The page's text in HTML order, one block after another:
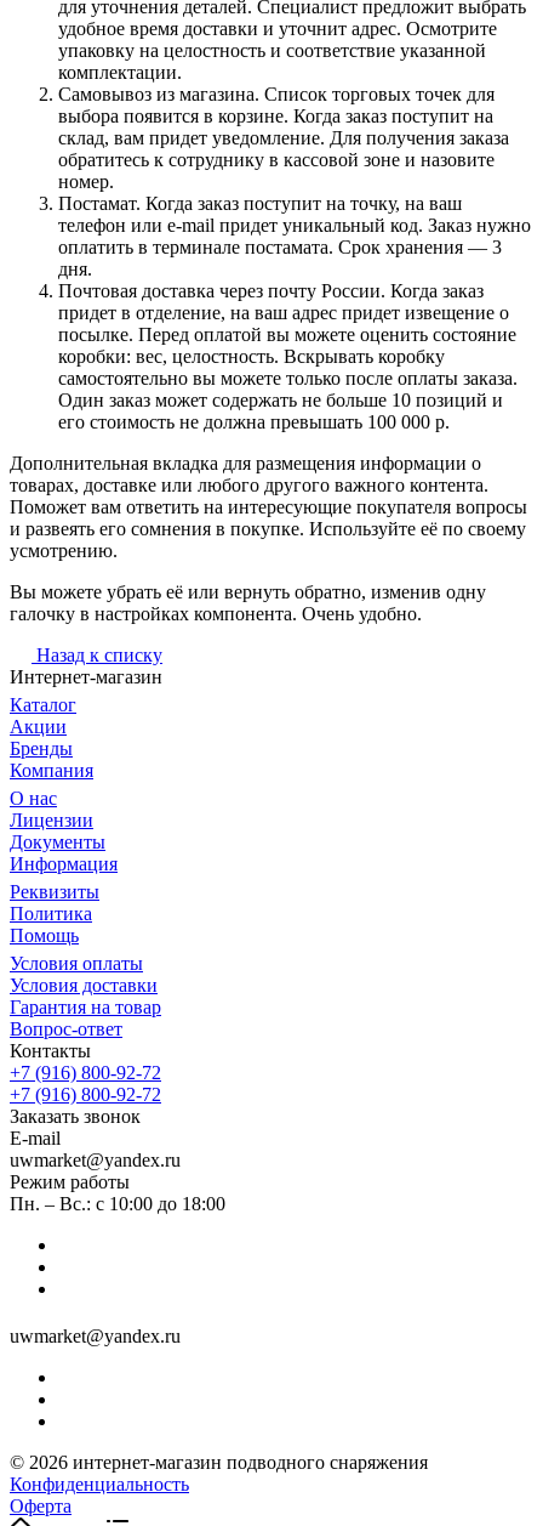
для уточнения деталей. Специалист предложит выбрать
удобное время доставки и уточнит адрес. Осмотрите
упаковку на целостность и соответствие указанной
комплектации.
Самовывоз из магазина. Список торговых точек для
выбора появится в корзине. Когда заказ поступит на
склад, вам придет уведомление. Для получения заказа
обратитесь к сотруднику в кассовой зоне и назовите
номер.
Постамат. Когда заказ поступит на точку, на ваш
телефон или e-mail придет уникальный код. Заказ нужно
оплатить в терминале постамата. Срок хранения — 3
дня.
Почтовая доставка через почту России. Когда заказ
придет в отделение, на ваш адрес придет извещение о
посылке. Перед оплатой вы можете оценить состояние
коробки: вес, целостность. Вскрывать коробку
самостоятельно вы можете только после оплаты заказа.
Один заказ может содержать не больше 10 позиций и
его стоимость не должна превышать 100 000 р.
Дополнительная вкладка для размещения информации о
товарах, доставке или любого другого важного контента.
Поможет вам ответить на интересующие покупателя вопросы
и развеять его сомнения в покупке. Используйте её по своему
усмотрению.
Вы можете убрать её или вернуть обратно, изменив одну
галочку в настройках компонента. Очень удобно.
Назад к списку
Интернет-магазин
Каталог
Акции
Бренды
Компания
О нас
Лицензии
Документы
Информация
Реквизиты
Политика
Помощь
Условия оплаты
Условия доставки
Гарантия на товар
Вопрос-ответ
Контакты
+7 (916) 800-92-72
+7 (916) 800-92-72
Заказать звонок
E-mail
uwmarket@yandex.ru
Режим работы
Пн. – Вс.: с 10:00 до 18:00
uwmarket@yandex.ru
© 2026 интернет-магазин подводного снаряжения
Конфиденциальность
Оферта